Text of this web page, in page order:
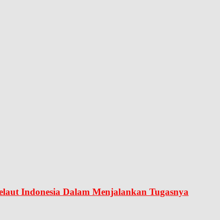
Indonesia Dalam Menjalankan Tugasnya